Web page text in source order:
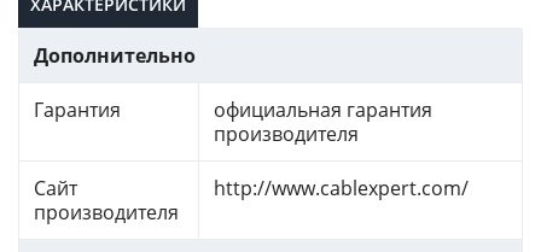
ХАРАКТЕРИСТИКИ
Дополнительно
Гарантия
официальная гарантия
производителя
Сайт
производителя
http://www.cablexpert.com/